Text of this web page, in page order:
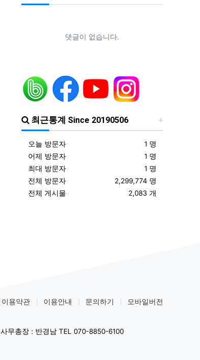
등록일
01.22
예능프로그램 ‘강철부대’ 여군편인 ‘강철부대W’에 ROTC 동문 4인이 출연
장군 진급을 축하드립니다. 소장 박민영(31기/정보), 준장 서필석(34기/공병).황주봉(36기/보병).김희찬(36기/기갑)
댓글이 없습니다.
최근통계 Since 20190506
오늘 방문자
1 명
어제 방문자
1 명
최대 방문자
1 명
전체 방문자
2,299,774 명
전체 게시물
2,083 개
이용약관 이용안내 문의하기 모바일버전
사무총장 : 반경남 TEL 070-8850-6100